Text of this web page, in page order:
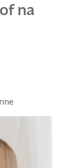
na